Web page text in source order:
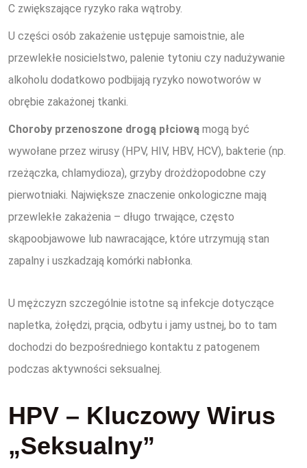
C zwiększające ryzyko raka wątroby.
U części osób zakażenie ustępuje samoistnie, ale
przewlekłe nosicielstwo, palenie tytoniu czy nadużywanie
alkoholu dodatkowo podbijają ryzyko nowotworów w
obrębie zakażonej tkanki.
Choroby przenoszone drogą płciową mogą być
wywołane przez wirusy (HPV, HIV, HBV, HCV), bakterie (np.
rzeżączka, chlamydioza), grzyby drożdżopodobne czy
pierwotniaki. Największe znaczenie onkologiczne mają
przewlekłe zakażenia – długo trwające, często
skąpoobjawowe lub nawracające, które utrzymują stan
zapalny i uszkadzają komórki nabłonka.
U mężczyzn szczególnie istotne są infekcje dotyczące
napletka, żołędzi, prącia, odbytu i jamy ustnej, bo to tam
dochodzi do bezpośredniego kontaktu z patogenem
podczas aktywności seksualnej.
HPV – Kluczowy Wirus
„seksualny”